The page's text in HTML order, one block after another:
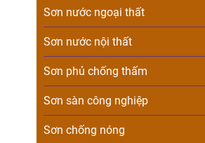
Sơn nước ngoại thất
Sơn nước nội thất
Sơn phủ chống thấm
Sơn sàn công nghiệp
Sơn chống nóng